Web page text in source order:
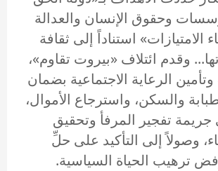
وحقوق الإنسان والعدالة
الامتيازات» استناداً إلى ثقافة
وقدم ائتلاف «بيروت تقاوم»،
الرعاية الاجتماعية بضمان
والسكن، واسترجاع الأموال،
جريمة تفجير المرفأ وتحقيق
وصولاً إلى التأكيد على حلِّ
ترهيب الحياة السياسية.